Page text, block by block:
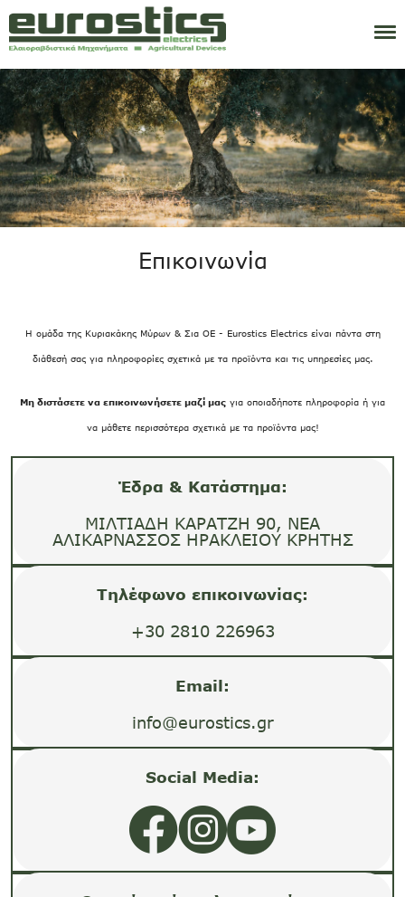
Εταιρεία
Ελαιοραβδιστικά
Μηχανές
Τροφοδοτικά
Ανταλλακτικά
Τεχνική Υποστήριξη
Επικοινωνία
Η ομάδα της Κυριακάκης Μύρων & Σια ΟΕ - Eurostics Electrics είναι πάντα στη
διάθεσή σας για πληροφορίες σχετικά με τα προϊόντα και τις υπηρεσίες μας.
Μη διστάσετε να επικοινωνήσετε μαζί μας για οποιαδήποτε πληροφορία ή για
να μάθετε περισσότερα σχετικά με τα προϊόντα μας!
Έδρα & Κατάστημα:
ΜΙΛΤΙΑΔΗ ΚΑΡΑΤΖΗ 90, ΝΕΑ
ΑΛΙΚΑΡΝΑΣΣΟΣ ΗΡΑΚΛΕΙΟΥ ΚΡΗΤΗΣ
Τηλέφωνο επικοινωνίας:
+30 2810 226963
Email:
info@eurostics.gr
Social Media: